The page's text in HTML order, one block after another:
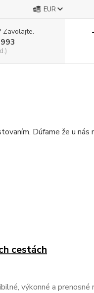
EUR
Zavolajte.
Dúfame že u nás
cestách
výkonné a prenosné